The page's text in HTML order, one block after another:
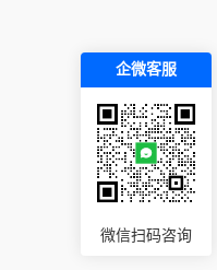
企微客服
微信扫码咨询